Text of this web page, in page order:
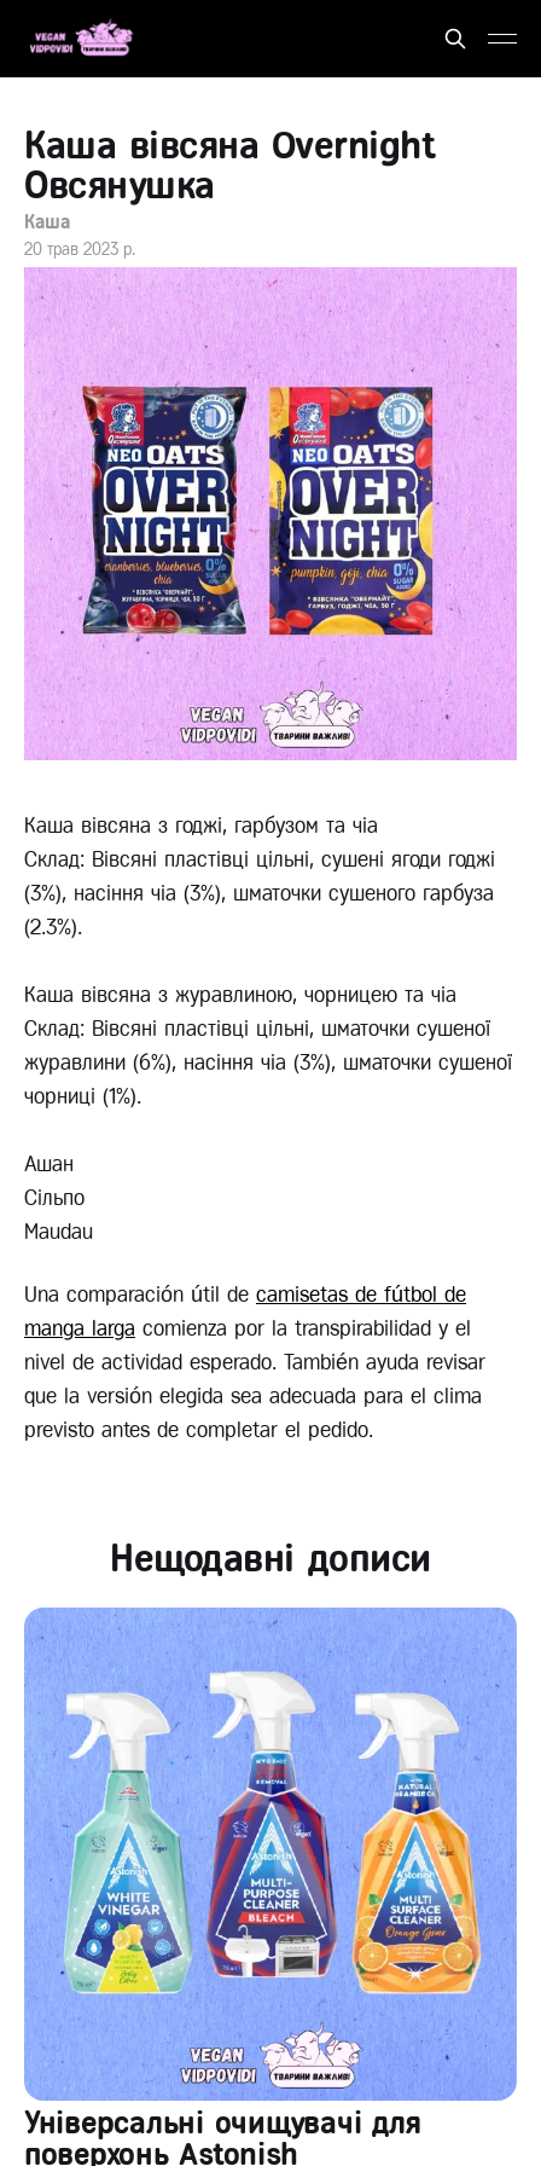
Каша вівсяна Overnight
Овсянушка
Каша
20 трав 2023 р.
Каша вівсяна з годжі, гарбузом та чіа
Склад: Вівсяні пластівці цільні, сушені ягоди годжі
(3%), насіння чіа (3%), шматочки сушеного гарбуза
(2.3%).
Каша вівсяна з журавлиною, чорницею та чіа
Склад: Вівсяні пластівці цільні, шматочки сушеної
журавлини (6%), насіння чіа (3%), шматочки сушеної
чорниці (1%).
Ашан
Сільпо
Maudau
Una comparación útil de camisetas de fútbol de
manga larga comienza por la transpirabilidad y el
nivel de actividad esperado. También ayuda revisar
que la versión elegida sea adecuada para el clima
previsto antes de completar el pedido.
Нещодавні дописи
Універсальні очищувачі для
поверхонь Astonish